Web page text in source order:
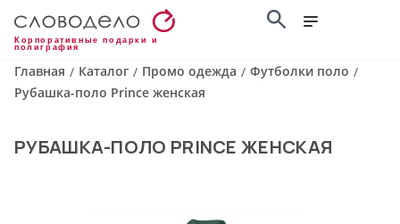
Корпоративные подарки и
полиграфия
Главная / Каталог / Промо одежда / Футболки поло /
Рубашка-поло Prince женская
РУБАШКА-ПОЛО PRINCE ЖЕНСКАЯ